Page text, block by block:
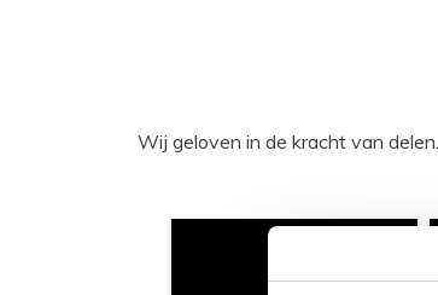
Wij geloven in de kracht van